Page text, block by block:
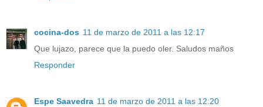
cocina-dos 11 de marzo de 2011 a las 12:17
Que lujazo, parece que la puedo oler. Saludos maños
Responder
Espe Saavedra 11 de marzo de 2011 a las 12:20